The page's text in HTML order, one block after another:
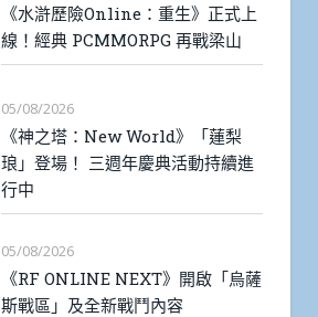
《水滸歷險Online：重生》正式上
線！經典 PCMMORPG 再戰梁山
05/08/2026
《神之塔：New World》「蓮梨
琅」登場！ 三週年慶典活動持續進
行中
05/08/2026
《RF ONLINE NEXT》開啟「烏薩
斯戰區」及全新戰鬥內容